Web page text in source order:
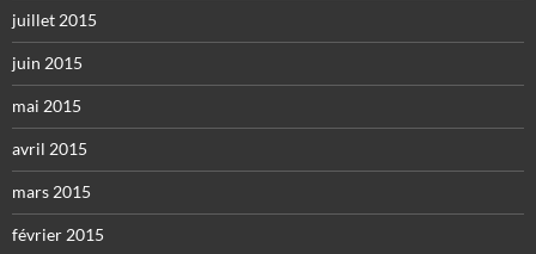
juillet 2015
juin 2015
mai 2015
avril 2015
mars 2015
février 2015